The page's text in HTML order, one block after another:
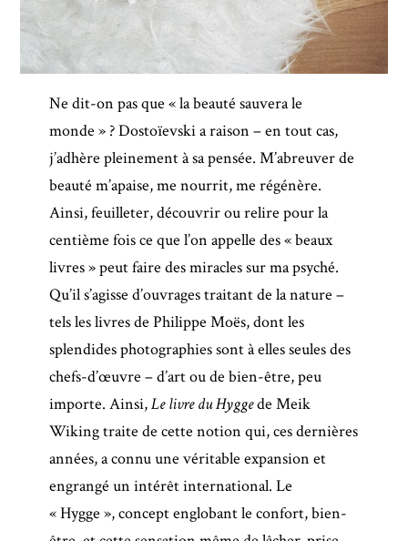
Ne dit-on pas que « la beauté sauvera le
monde » ? Dostoïevski a raison – en tout cas,
j’adhère pleinement à sa pensée. M’abreuver de
beauté m’apaise, me nourrit, me régénère.
Ainsi, feuilleter, découvrir ou relire pour la
centième fois ce que l’on appelle des « beaux
livres » peut faire des miracles sur ma psyché.
Qu’il s’agisse d’ouvrages traitant de la nature –
tels les livres de Philippe Moës, dont les
splendides photographies sont à elles seules des
chefs-d’œuvre – d’art ou de bien-être, peu
importe. Ainsi,Le livre du Hyggede Meik
Wiking traite de cette notion qui, ces dernières
années, a connu une véritable expansion et
engrangé un intérêt international. Le
« Hygge », concept englobant le confort, bien-